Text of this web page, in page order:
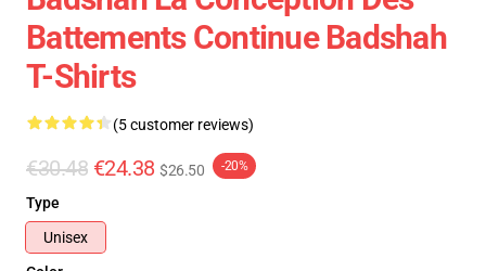
Battements Continue Badshah
T-Shirts
(5 customer reviews)
€30.48 €24.38 $26.50 -20%
Type
Unisex